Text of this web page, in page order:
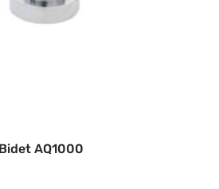
Bidet AQ1000